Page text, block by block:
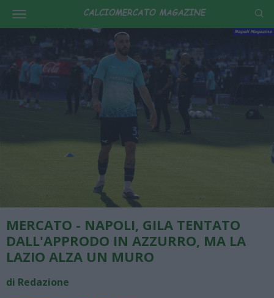
MERCATO - NAPOLI, GILA TENTATO
DALL'APPRODO IN AZZURRO, MA LA
LAZIO ALZA UN MURO
di Redazione